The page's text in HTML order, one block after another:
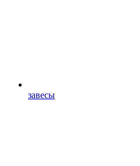
завесы